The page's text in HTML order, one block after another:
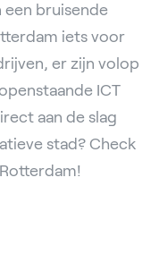
een bruisende
iets voor
er zijn volop
ICT
aan de slag
stad? Check